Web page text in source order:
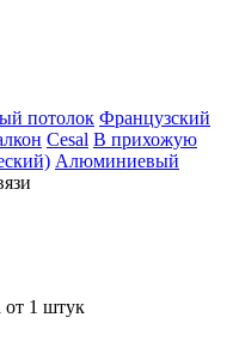
потолок Французский
Cesal В прихожую
Алюминиевый
от 1 штук